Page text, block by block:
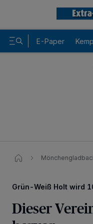
E-Paper
Grün-Weiß Holt wird
Dieser